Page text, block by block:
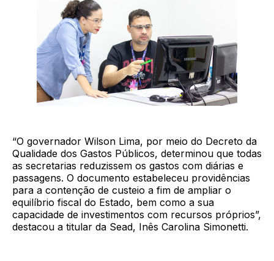
“O governador Wilson Lima, por meio do Decreto da
Qualidade dos Gastos Públicos, determinou que todas
as secretarias reduzissem os gastos com diárias e
passagens. O documento estabeleceu providências
para a contenção de custeio a fim de ampliar o
equilíbrio fiscal do Estado, bem como a sua
capacidade de investimentos com recursos próprios”,
destacou a titular da Sead, Inês Carolina Simonetti.